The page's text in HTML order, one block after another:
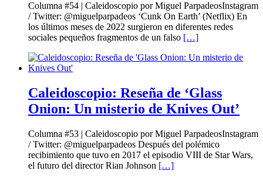
Columna #54 | Caleidoscopio por Miguel ParpadeosInstagram
/ Twitter: @miguelparpadeos ‘Cunk On Earth’ (Netflix) En
los últimos meses de 2022 surgieron en diferentes redes
sociales pequeños fragmentos de un falso […]
Caleidoscopio: Reseña de ‘Glass
Onion: Un misterio de Knives Out’
Columna #53 | Caleidoscopio por Miguel ParpadeosInstagram
/ Twitter: @miguelparpadeos Después del polémico
recibimiento que tuvo en 2017 el episodio VIII de Star Wars,
el futuro del director Rian Johnson […]